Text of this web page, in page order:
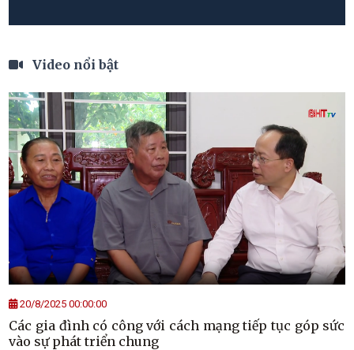
Video nổi bật
20/8/2025 00:00:00
Các gia đình có công với cách mạng tiếp tục góp sức
vào sự phát triển chung